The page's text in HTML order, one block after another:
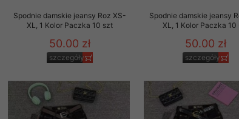
Spodnie damskie jeansy Roz XS-
XL, 1 Kolor Paczka 10 szt
50.00 zł
szczegóły
Spodnie damskie jeansy
XL, 1 Kolor Paczka 10
50.00 zł
szczegóły